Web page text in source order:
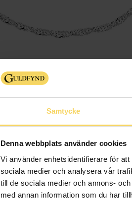
Samtycke
Denna webbplats använder cookies
Vi använder enhetsidentifierare för
sociala medier och analysera vår
till de sociala medier och annons-
med annan information som du har